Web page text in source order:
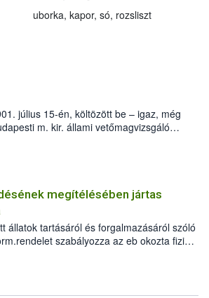
uborka, kapor, só, rozsliszt
július 15-én, költözött be – igaz, még
m. kir. állami vetőmagvizsgáló
15. szám alatti, Czigler Győző által
megítélésében jártas
állatok tartásáról és forgalmazásáról szóló
szabályozza az eb okozta fizikai
veszélye keletkezésekor felmerülő
valamint a veszélyes eb tartását és annak
megítélésében jártas szakértőt.